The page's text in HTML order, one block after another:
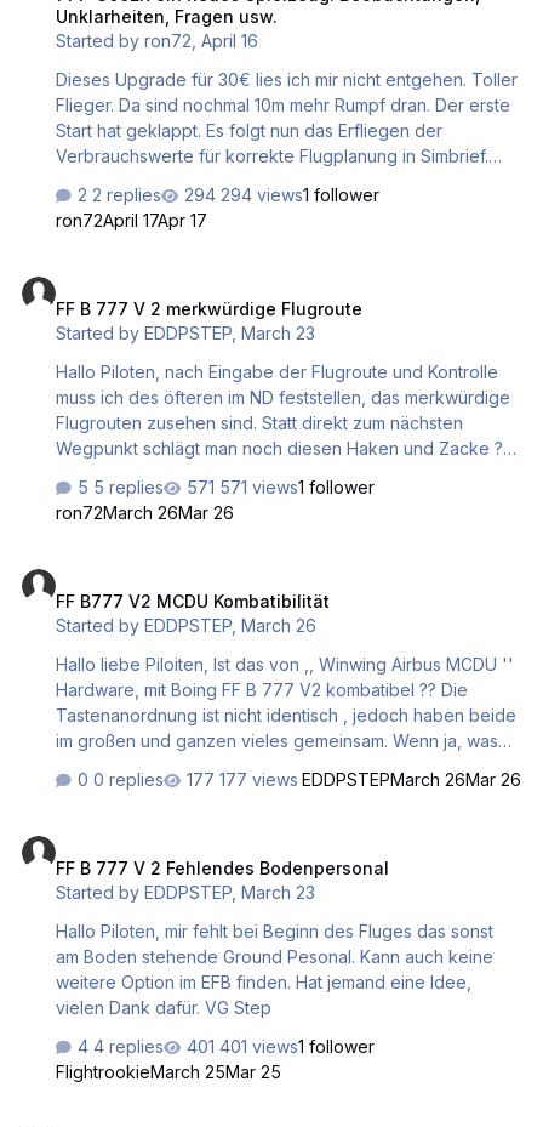
Unklarheiten, Fragen usw.
Started byron72 ,April 16
Dieses Upgrade für 30€ lies ich mir nicht entgehen. Toller
Flieger. Da sind nochmal 10m mehr Rumpf dran. Der erste
Start hat geklappt. Es folgt nun das Erfliegen der
Verbrauchswerte für korrekte Flugplanung in Simbrief.
Das ist ein ungewöhnlich niedriges OEW (Leergewicht)
von 152.351kg. Kommt mir sehr gering vor. Im Netz ist von
2 replies 294 views1 follower
ron72April 17Apr 17
FF B 777 V 2 merkwürdige Flugroute
Started byEDDPSTEP ,March 23
Hallo Piloten, nach Eingabe der Flugroute und Kontrolle
muss ich des öfteren im ND feststellen, das merkwürdige
Flugrouten zusehen sind. Statt direkt zum nächsten
Wegpunkt schlägt man noch diesen Haken und Zacke ???
5 replies 571 views1 follower
ron72March 26Mar 26
FF B777 V2 MCDU Kombatibilität
Started byEDDPSTEP ,March 26
Hallo liebe Piloiten, Ist das von ,, Winwing Airbus MCDU ''
Hardware, mit Boing FF B 777 V2 kombatibel ?? Die
Tastenanordnung ist nicht identisch , jedoch haben beide
im großen und ganzen vieles gemeinsam. Wenn ja, was
als Popup ist ja gegeben ) Großes Lob an FF , das im EFB
0 replies 177 views EDDPSTEPMarch 26Mar 26
FF B 777 V 2 Fehlendes Bodenpersonal
Started byEDDPSTEP ,March 23
Hallo Piloten, mir fehlt bei Beginn des Fluges das sonst
am Boden stehende Ground Pesonal. Kann auch keine
weitere Option im EFB finden. Hat jemand eine Idee,
vielen Dank dafür. VG Step
4 replies
401 views1 follower
FlightrookieMarch 25Mar 25